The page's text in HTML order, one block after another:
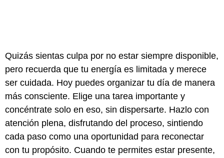
Quizás sientas culpa por no estar siempre disponible,
pero recuerda que tu energía es limitada y merece
ser cuidada. Hoy puedes organizar tu día de manera
más consciente. Elige una tarea importante y
concéntrate solo en eso, sin dispersarte. Hazlo con
atención plena, disfrutando del proceso, sintiendo
cada paso como una oportunidad para reconectar
con tu propósito. Cuando te permites estar presente,